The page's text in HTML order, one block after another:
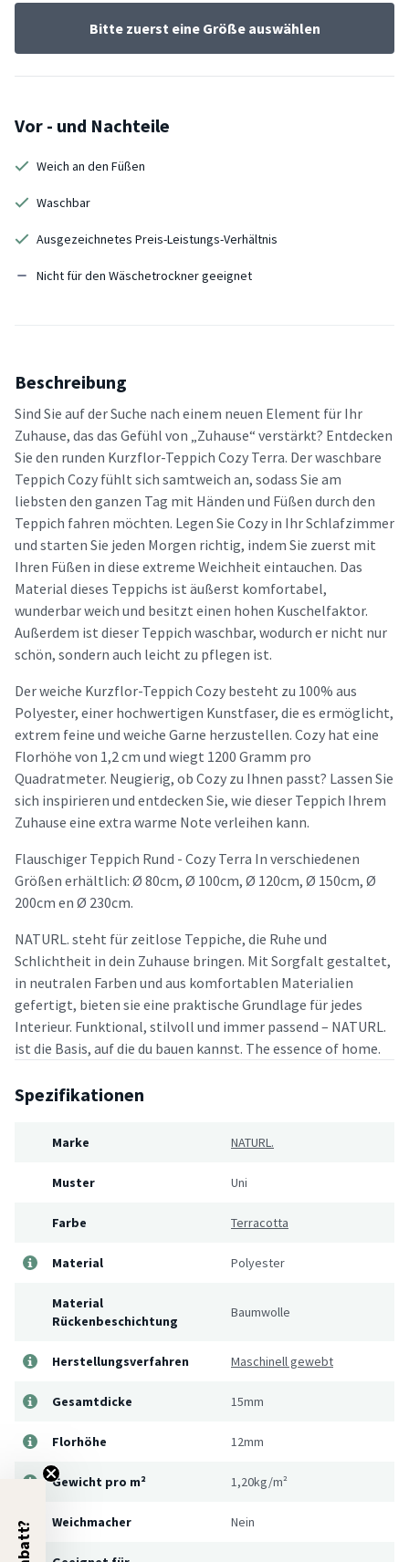
Bitte zuerst eine Größe auswählen
Vor - und Nachteile
Weich an den Füßen
Waschbar
Ausgezeichnetes Preis-Leistungs-Verhältnis
Nicht für den Wäschetrockner geeignet
Beschreibung
Sind Sie auf der Suche nach einem neuen Element für Ihr
Zuhause, das das Gefühl von „Zuhause“ verstärkt? Entdecken
Sie den runden Kurzflor-Teppich Cozy Terra. Der waschbare
Teppich Cozy fühlt sich samtweich an, sodass Sie am
liebsten den ganzen Tag mit Händen und Füßen durch den
Teppich fahren möchten. Legen Sie Cozy in Ihr Schlafzimmer
und starten Sie jeden Morgen richtig, indem Sie zuerst mit
Ihren Füßen in diese extreme Weichheit eintauchen. Das
Material dieses Teppichs ist äußerst komfortabel,
wunderbar weich und besitzt einen hohen Kuschelfaktor.
Außerdem ist dieser Teppich waschbar, wodurch er nicht nur
schön, sondern auch leicht zu pflegen ist.
Der weiche Kurzflor-Teppich Cozy besteht zu 100% aus
Polyester, einer hochwertigen Kunstfaser, die es ermöglicht,
extrem feine und weiche Garne herzustellen. Cozy hat eine
Florhöhe von 1,2 cm und wiegt 1200 Gramm pro
Quadratmeter. Neugierig, ob Cozy zu Ihnen passt? Lassen Sie
sich inspirieren und entdecken Sie, wie dieser Teppich Ihrem
Zuhause eine extra warme Note verleihen kann.
Flauschiger Teppich Rund - Cozy Terra In verschiedenen
Größen erhältlich: Ø 80cm, Ø 100cm, Ø 120cm, Ø 150cm, Ø
200cm en Ø 230cm.
NATURL. steht für zeitlose Teppiche, die Ruhe und
Schlichtheit in dein Zuhause bringen. Mit Sorgfalt gestaltet,
in neutralen Farben und aus komfortablen Materialien
gefertigt, bieten sie eine praktische Grundlage für jedes
Interieur. Funktional, stilvoll und immer passend – NATURL.
ist die Basis, auf die du bauen kannst. The essence of home.
Spezifikationen
Marke NATURL.
Muster Uni
Farbe Terracotta
Material Polyester
Material
Rückenbeschichtung
Baumwolle
Herstellungsverfahren Maschinell gewebt
Gesamtdicke 15mm
Florhöhe 12mm
Gewicht pro m² 1,20kg/m²
Weichmacher Nein